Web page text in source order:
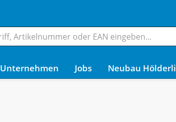
Unternehmen Jobs Neubau Hölderli